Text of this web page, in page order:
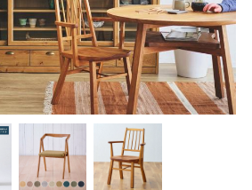
な印象に仕上げています。